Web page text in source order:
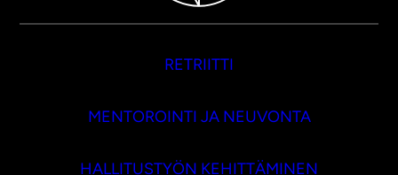
RETRIITTI
MENTOROINTI JA NEUVONTA
HALLITUSTYÖN KEHITTÄMINEN